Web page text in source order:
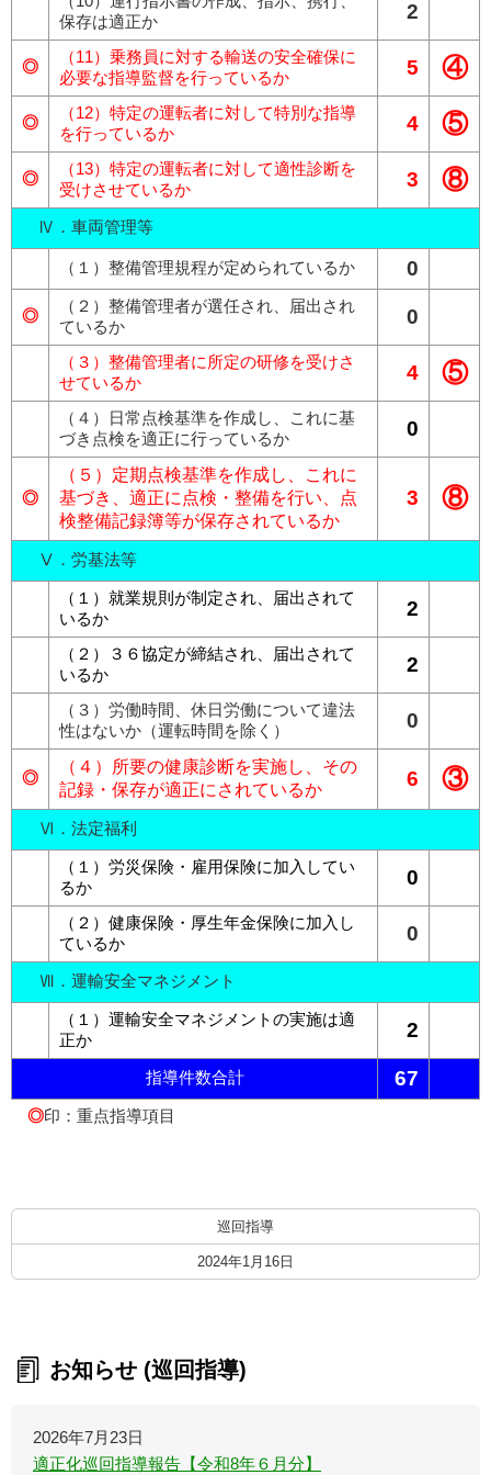
保存は適正か
2
◎
（11）乗務員に対する輸送の安全確保に
必要な指導監督を行っているか
5 ④
◎
（12）特定の運転者に対して特別な指導
を行っているか
4 ⑤
◎
（13）特定の運転者に対して適性診断を
受けさせているか
3 ⑧
Ⅳ．車両管理等
（１）整備管理規程が定められているか 0
◎
（２）整備管理者が選任され、届出され
ているか
0
（３）整備管理者に所定の研修を受けさ
せているか
4 ⑤
（４）日常点検基準を作成し、これに基
づき点検を適正に行っているか
0
◎
（５）定期点検基準を作成し、これに
基づき、適正に点検・整備を行い、点
検整備記録簿等が保存されているか
3 ⑧
Ⅴ．労基法等
（１）就業規則が制定され、届出されて
いるか
2
（２）３６協定が締結され、届出されて
いるか
2
（３）労働時間、休日労働について違法
性はないか（運転時間を除く）
0
◎
（４）所要の健康診断を実施し、その
記録・保存が適正にされているか
6 ③
Ⅵ．法定福利
（１）労災保険・雇用保険に加入してい
るか
0
（２）健康保険・厚生年金保険に加入し
ているか
0
Ⅶ．運輸安全マネジメント
（１）運輸安全マネジメントの実施は適
正か
2
指導件数合計 67
◎印：重点指導項目
巡回指導
2024年1月16日
お知らせ (巡回指導)
2026年7月23日
適正化巡回指導報告【令和8年６月分】